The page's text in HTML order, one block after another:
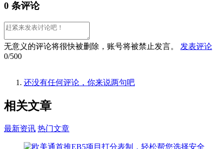
0 条评论
无意义的评论将很快被删除，账号将被禁止发言。
发表评论
0/500
还没有任何评论，你来说两句吧
相关文章
最新资讯 热门文章